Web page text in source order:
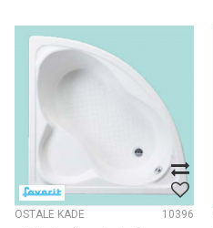
OSTALE KADE 10396